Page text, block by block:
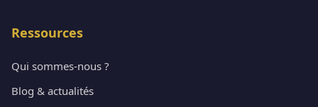
Ressources
Qui sommes-nous ?
Blog & actualités